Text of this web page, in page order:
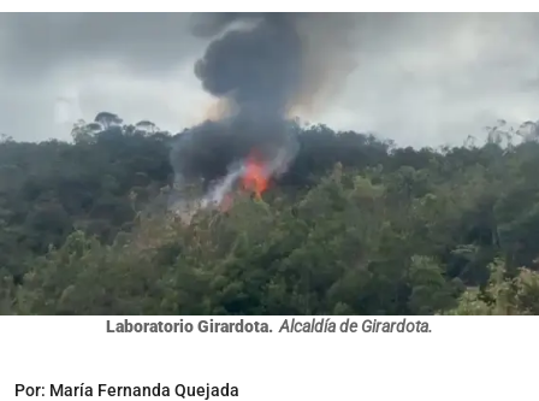
Laboratorio Girardota. Alcaldía de Girardota.
Por: María Fernanda Quejada